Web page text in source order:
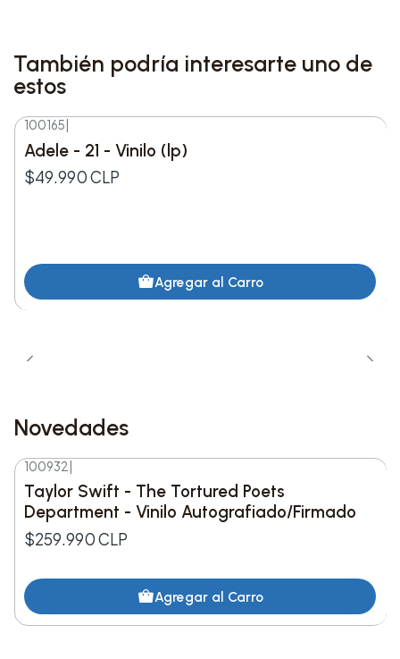
También podría interesarte uno de
estos
100165
Adele - 21 - Vinilo (lp)
$49.990 CLP
Agregar al Carro
Novedades
Nuevo
100932
Taylor Swift - The Tortured Poets
Department - Vinilo Autografiado/Firmado
$259.990 CLP
Agregar al Carro